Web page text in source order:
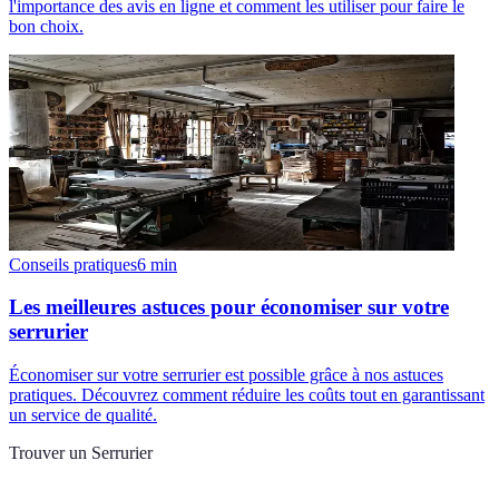
l'importance des avis en ligne et comment les utiliser pour faire le
bon choix.
Conseils pratiques6 min
Les meilleures astuces pour économiser sur votre
serrurier
Économiser sur votre serrurier est possible grâce à nos astuces
pratiques. Découvrez comment réduire les coûts tout en garantissant
un service de qualité.
Trouver un Serrurier